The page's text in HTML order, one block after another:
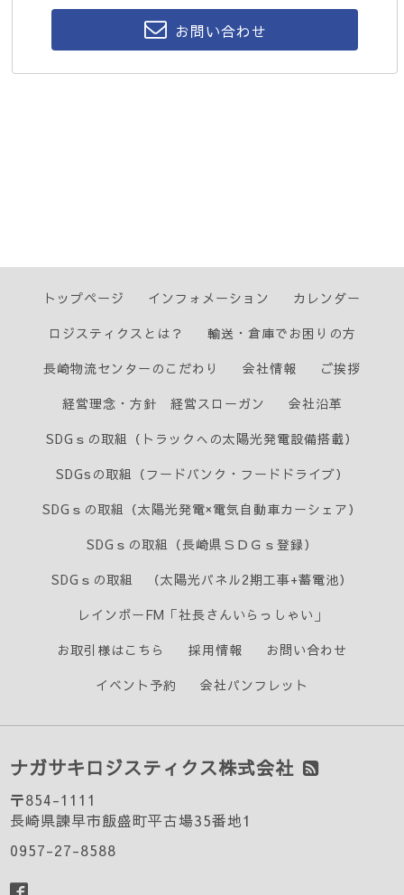
お問い合わせ
トップページ インフォメーション
カレンダー
ロジスティクスとは？
輸送・倉庫でお困りの方
長崎物流センターのこだわり
会社情報
ご挨拶
経営理念・方針 経営スローガン
会社沿革
SDGｓの取組（トラックへの太陽光発電設備搭載）
SDGsの取組（フードバンク・フードドライブ）
SDGｓの取組（太陽光発電×電気自動車カーシェア）
SDGｓの取組（長崎県ＳＤＧｓ登録）
SDGｓの取組 （太陽光パネル2期工事+蓄電池）
レインボーFM「社長さんいらっしゃい」
お取引様はこちら
採用情報
お問い合わせ
イベント予約
会社パンフレット
ナガサキロジスティクス株式会社
〒854-1111
長崎県諫早市飯盛町平古場35番地1
0957-27-8588